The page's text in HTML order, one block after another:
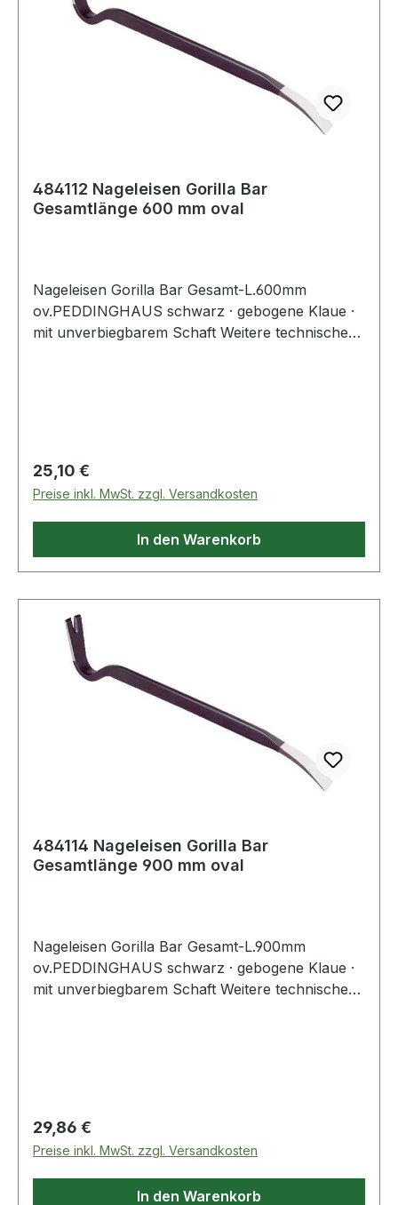
484112 Nageleisen Gorilla Bar
Gesamtlänge 600 mm oval
Nageleisen Gorilla Bar Gesamt-L.600mm
ov.PEDDINGHAUS schwarz · gebogene Klaue ·
mit unverbiegbarem Schaft Weitere technische
Regulärer Preis:
25,10 €
Preise inkl. MwSt. zzgl. Versandkosten
In den Warenkorb
484114 Nageleisen Gorilla Bar
Gesamtlänge 900 mm oval
Nageleisen Gorilla Bar Gesamt-L.900mm
ov.PEDDINGHAUS schwarz · gebogene Klaue ·
mit unverbiegbarem Schaft Weitere technische
Regulärer Preis:
29,86 €
Preise inkl. MwSt. zzgl. Versandkosten
In den Warenkorb